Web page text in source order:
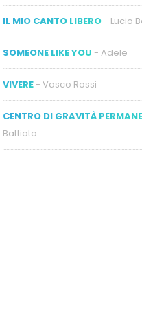
IL MIO CANTO LIBERO - Lucio
SOMEONE LIKE YOU - Adele
VIVERE - Vasco Rossi
CENTRO DI GRAVITÀ
Battiato